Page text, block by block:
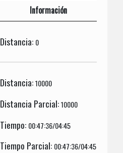
Información
Distancia: 0
Distancia:10000
Distancia Parcial:10000
Tiempo: 00:47:36/04:45
Tiempo Parcial: 00:47:36/04:45